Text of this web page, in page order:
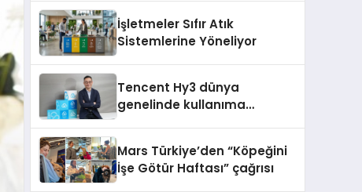
İşletmeler Sıfır Atık
Sistemlerine Yöneliyor
Tencent Hy3 dünya
genelinde kullanıma
Mars Türkiye’den “Köpeğini
İşe Götür Haftası” çağrısı